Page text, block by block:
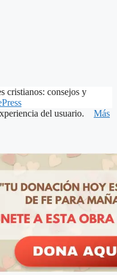
cristianos: consejos y
del usuario. Más